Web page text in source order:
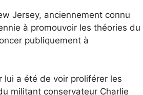
Jersey, anciennement connu
à promouvoir les théories du
publiquement à
lui a été de voir proliférer les
militant conservateur Charlie